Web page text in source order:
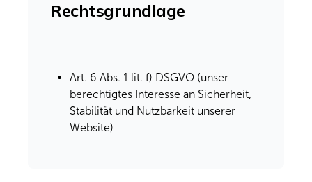
Rechtsgrundlage
Art. 6 Abs. 1 lit. f) DSGVO (unser
berechtigtes Interesse an Sicherheit,
Stabilität und Nutzbarkeit unserer
Website)